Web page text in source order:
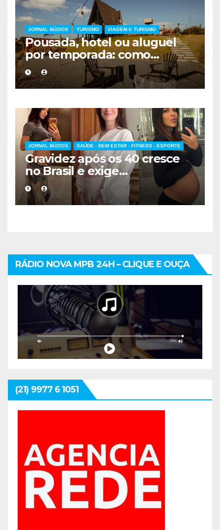
JORNAL BÚZIOS TURISMO VIAGEM E TURISMO
Pousada, hotel ou aluguel
por temporada: como
escolher a melhor
hospedagem
JORNAL BÚZIOS SAÚDE - BEM ESTAR - FITNESS - ESPORTE
Gravidez após os 40 cresce
no Brasil e exige
acompanhamento médico
mais cuidadoso
RÁDIO NOVA MPB 24H – CLIQUE E OUÇA
(21) 9977 6 1051